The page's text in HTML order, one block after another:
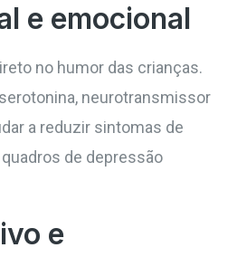
e emocional
no humor das crianças.
neurotransmissor
a reduzir sintomas de
de depressão
e